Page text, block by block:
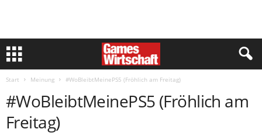
Start Meinung #WoBleibtMeinePS5 (Fröhlich am Freitag)
#WoBleibtMeinePS5 (Fröhlich am
Freitag)